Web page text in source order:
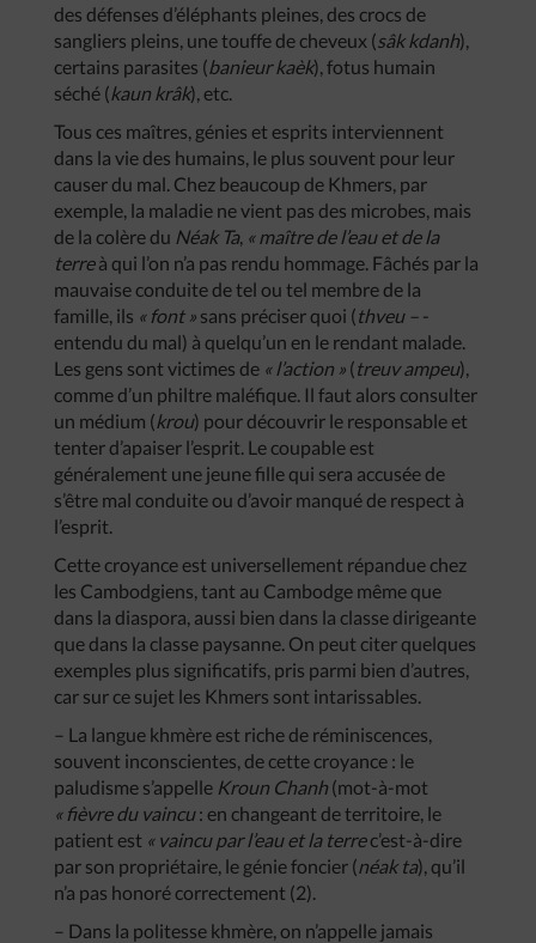
des défenses d’éléphants pleines, des crocs de
sangliers pleins, une touffe de cheveux (sâk kdanh),
certains parasites (banieur kaèk), fotus humain
séché (kaun krâk), etc.
Tous ces maîtres, génies et esprits interviennent
dans la vie des humains, le plus souvent pour leur
causer du mal. Chez beaucoup de Khmers, par
exemple, la maladie ne vient pas des microbes, mais
de la colère du Néak Ta, « maître de l’eau et de la
terreà qui l’on n’a pas rendu hommage. Fâchés par la
mauvaise conduite de tel ou tel membre de la
famille, ils « font » sans préciser quoi (thveu – -
entendu du mal) à quelqu’un en le rendant malade.
Les gens sont victimes de « l’action » (treuv ampeu),
comme d’un philtre maléfique. Il faut alors consulter
un médium (krou) pour découvrir le responsable et
tenter d’apaiser l’esprit. Le coupable est
généralement une jeune fille qui sera accusée de
s’être mal conduite ou d’avoir manqué de respect à
l’esprit.
Cette croyance est universellement répandue chez
les Cambodgiens, tant au Cambodge même que
dans la diaspora, aussi bien dans la classe dirigeante
que dans la classe paysanne. On peut citer quelques
exemples plus significatifs, pris parmi bien d’autres,
car sur ce sujet les Khmers sont intarissables.
– La langue khmère est riche de réminiscences,
souvent inconscientes, de cette croyance : le
paludisme s’appelle Kroun Chanh (mot-à-mot
« fièvre du vaincu: en changeant de territoire, le
patient est « vaincu par l’eau et la terrec’est-à-dire
par son propriétaire, le génie foncier (néak ta), qu’il
n’a pas honoré correctement (2).
– Dans la politesse khmère, on n’appelle jamais